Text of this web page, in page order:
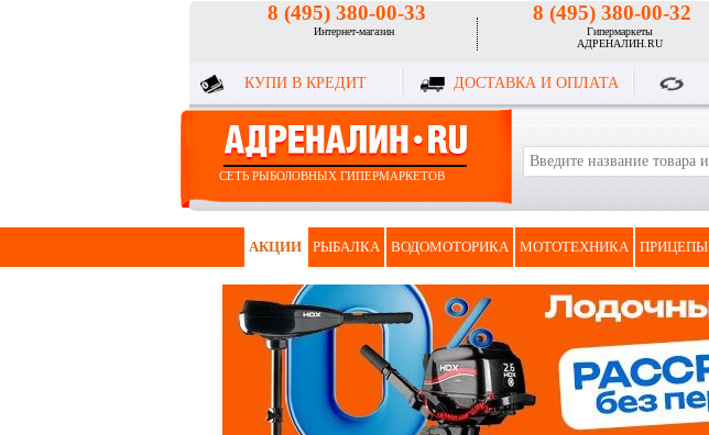
8 (495) 380-00-33
Интернет-магазин
8 (495) 380-00-32
Гипермаркеты
АДРЕНАЛИН.RU
КУПИ В КРЕДИТ ДОСТАВКА И ОПЛАТА
СЕТЬ РЫБОЛОВНЫХ ГИПЕРМАРКЕТОВ
АКЦИИ РЫБАЛКА ВОДОМОТОРИКА МОТОТЕХНИКА ПРИЦЕПЫ